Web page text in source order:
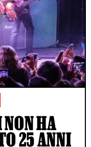
HA
25 ANNI